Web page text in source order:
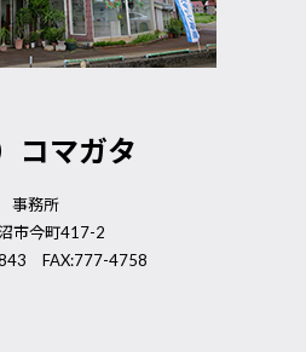
コマガタ
事務所
市今町417-2
FAX:777-4758